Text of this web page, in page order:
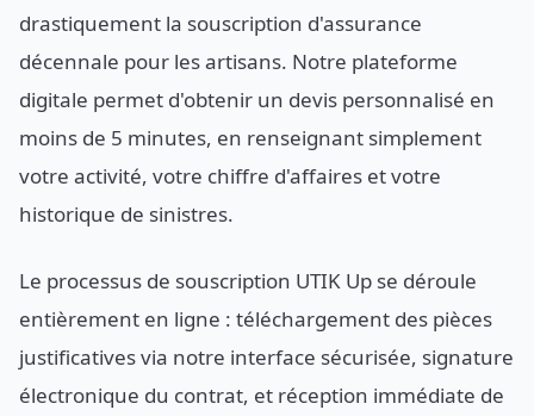
drastiquement la souscription d'assurance
décennale pour les artisans. Notre plateforme
digitale permet d'obtenir un devis personnalisé en
moins de 5 minutes, en renseignant simplement
votre activité, votre chiffre d'affaires et votre
historique de sinistres.
Le processus de souscription UTIK Up se déroule
entièrement en ligne : téléchargement des pièces
justificatives via notre interface sécurisée, signature
électronique du contrat, et réception immédiate de